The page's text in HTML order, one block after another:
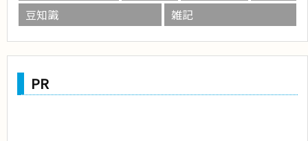
豆知識
雑記
PR